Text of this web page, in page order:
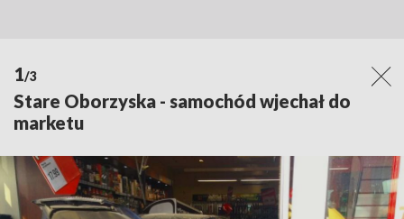
1/3
Stare Oborzyska - samochód wjechał do
marketu